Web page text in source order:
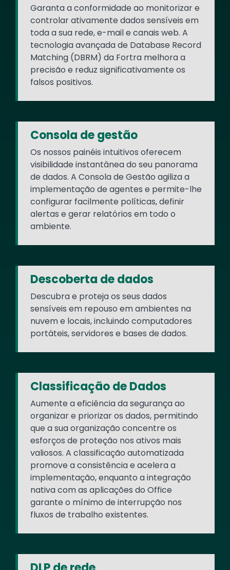
Garanta a conformidade ao monitorizar e
controlar ativamente dados sensíveis em
toda a sua rede, e-mail e canais web. A
tecnologia avançada de Database Record
Matching (DBRM) da Fortra melhora a
precisão e reduz significativamente os
falsos positivos.
Consola de gestão
Os nossos painéis intuitivos oferecem
visibilidade instantânea do seu panorama
de dados. A Consola de Gestão agiliza a
implementação de agentes e permite-lhe
configurar facilmente políticas, definir
alertas e gerar relatórios em todo o
ambiente.
Descoberta de dados
Descubra e proteja os seus dados
sensíveis em repouso em ambientes na
nuvem e locais, incluindo computadores
portáteis, servidores e bases de dados.
Classificação de Dados
Aumente a eficiência da segurança ao
organizar e priorizar os dados, permitindo
que a sua organização concentre os
esforços de proteção nos ativos mais
valiosos. A classificação automatizada
promove a consistência e acelera a
implementação, enquanto a integração
nativa com as aplicações do Office
garante o mínimo de interrupção nos
fluxos de trabalho existentes.